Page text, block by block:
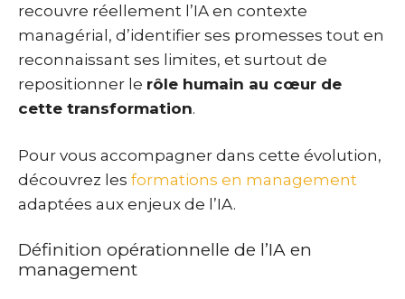
recouvre réellement l’IA en contexte
managérial, d’identifier ses promesses tout en
reconnaissant ses limites, et surtout de
repositionner le rôle humain au cœur de
cette transformation.
Pour vous accompagner dans cette évolution,
découvrez les formations en management
adaptées aux enjeux de l’IA.
Définition opérationnelle de l’IA en
management